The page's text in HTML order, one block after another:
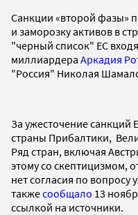
Санкции «второй фазы»
и заморозку активов в
"черный список" ЕС
миллиардера Аркадия
"Россия" Николая
За ужесточение санкций
страны Прибалтики,
Ряд стран, включая
этому со скептицизмом,
нет согласия по вопросу
такжесообщало 13
ссылкой на источники.